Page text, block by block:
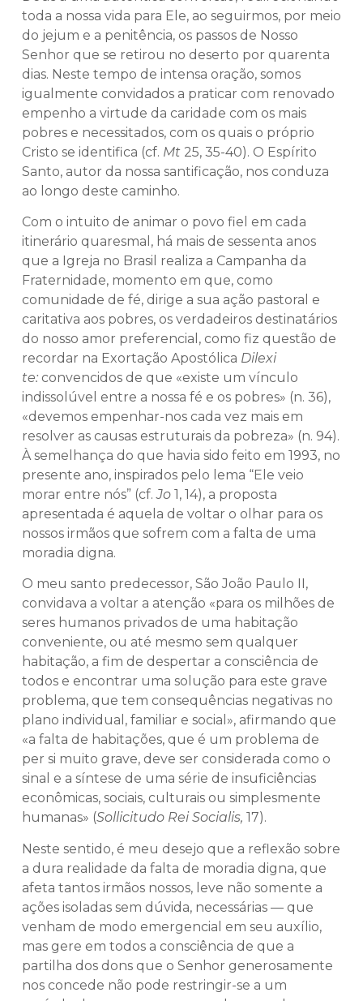
toda a nossa vida para Ele, ao seguirmos, por meio
do jejum e a penitência, os passos de Nosso
Senhor que se retirou no deserto por quarenta
dias. Neste tempo de intensa oração, somos
igualmente convidados a praticar com renovado
empenho a virtude da caridade com os mais
pobres e necessitados, com os quais o próprio
Cristo se identifica (cf. Mt 25, 35-40). O Espírito
Santo, autor da nossa santificação, nos conduza
ao longo deste caminho.
Com o intuito de animar o povo fiel em cada
itinerário quaresmal, há mais de sessenta anos
que a Igreja no Brasil realiza a Campanha da
Fraternidade, momento em que, como
comunidade de fé, dirige a sua ação pastoral e
caritativa aos pobres, os verdadeiros destinatários
do nosso amor preferencial, como fiz questão de
recordar na Exortação Apostólica Dilexi
te: convencidos de que «existe um vínculo
indissolúvel entre a nossa fé e os pobres» (n. 36),
«devemos empenhar-nos cada vez mais em
resolver as causas estruturais da pobreza» (n. 94).
À semelhança do que havia sido feito em 1993, no
presente ano, inspirados pelo lema “Ele veio
morar entre nós” (cf.Jo 1, 14), a proposta
apresentada é aquela de voltar o olhar para os
nossos irmãos que sofrem com a falta de uma
moradia digna.
O meu santo predecessor, São João Paulo II,
convidava a voltar a atenção «para os milhões de
seres humanos privados de uma habitação
conveniente, ou até mesmo sem qualquer
habitação, a fim de despertar a consciência de
todos e encontrar uma solução para este grave
problema, que tem consequências negativas no
plano individual, familiar e social», afirmando que
«a falta de habitações, que é um problema de
per si muito grave, deve ser considerada como o
sinal e a síntese de uma série de insuficiências
econômicas, sociais, culturais ou simplesmente
humanas» (Sollicitudo Rei Socialis, 17).
Neste sentido, é meu desejo que a reflexão sobre
a dura realidade da falta de moradia digna, que
afeta tantos irmãos nossos, leve não somente a
ações isoladas sem dúvida, necessárias — que
venham de modo emergencial em seu auxílio,
mas gere em todos a consciência de que a
partilha dos dons que o Senhor generosamente
nos concede não pode restringir-se a um